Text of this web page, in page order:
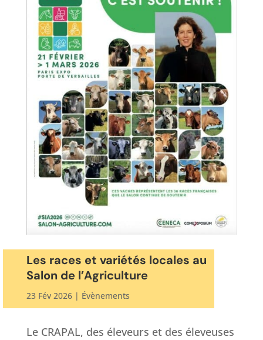
Les races et variétés locales au
Salon de l’Agriculture
23 Fév 2026| Évènements
Le CRAPAL, des éleveurs et des éleveuses